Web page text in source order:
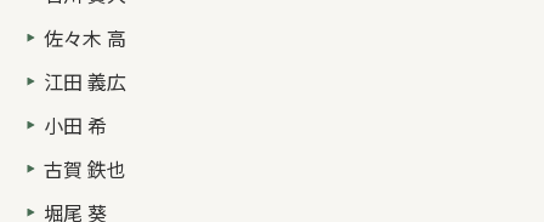
佐々木 高
江田 義広
小田 希
古賀 鉄也
堀尾 葵